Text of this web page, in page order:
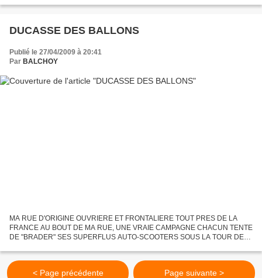
DUCASSE DES BALLONS
Publié le 27/04/2009 à 20:41
Par BALCHOY
MA RUE D'ORIGINE OUVRIERE ET FRONTALIERE TOUT PRES DE LA
FRANCE AU BOUT DE MA RUE, UNE VRAIE CAMPAGNE CHACUN TENTE
DE "BRADER" SES SUPERFLUS AUTO-SCOOTERS SOUS LA TOUR DE
GEANTE D'HERSEAUX A L'ARRACHE,...
< Page précédente Page suivante >